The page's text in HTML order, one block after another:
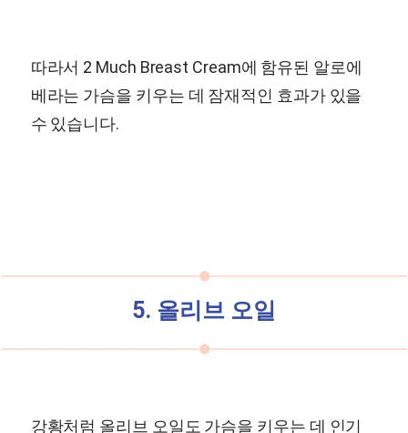
따라서 2 Much Breast Cream에 함유된 알로에
베라는 가슴을 키우는 데 잠재적인 효과가 있을
수 있습니다.
5. 올리브 오일
강황처럼 올리브 오일도 가슴을 키우는 데 인기